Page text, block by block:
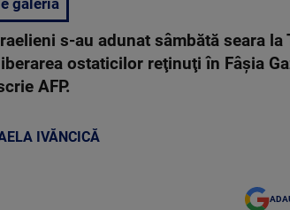
galeria
s-au adunat sâmbătă seara
ostaticilor reţinuţi în Fâşia
AFP.
IVĂNCICĂ